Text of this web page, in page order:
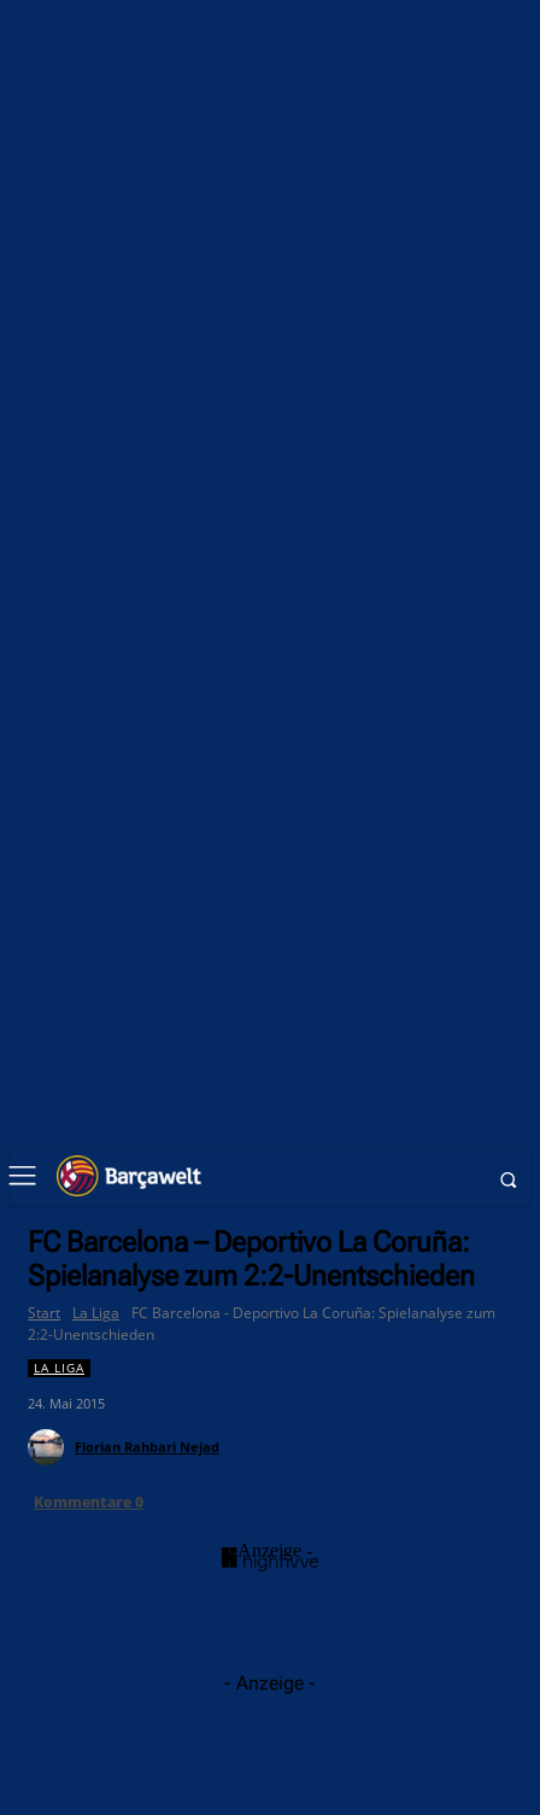
FC Barcelona – Deportivo La Coruña:
Spielanalyse zum 2:2-Unentschieden
Start La Liga
FC Barcelona - Deportivo La Coruña: Spielanalyse zum
2:2-Unentschieden
LA LIGA
24. Mai 2015
Florian Rahbari Nejad
Kommentare0
- Anzeige -
- Anzeige -